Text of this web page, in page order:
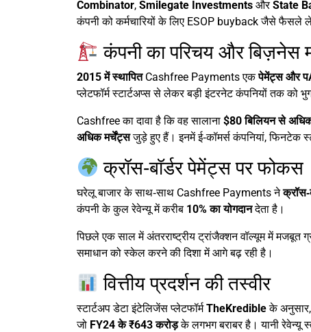
Combinator, Smilegate Investments औरState
कंपनी को कर्मचारियों के लिए ESOP buyback जैसे फैसले
कंपनी का परिचय और बिज़नेस
2015 में स्थापितCashfree Payments एकपेमेंट्स और
प्लेटफॉर्म स्टार्टअप्स से लेकर बड़ी इंटरनेट कंपनियों तक को
Cashfree का दावा है कि वह सालाना $80 बिलियन से
अधिक मर्चेंट्सजुड़े हुए हैं। इनमें ई‑कॉमर्स कंपनियां, फिनटेक
क्रॉस‑बॉर्डर पेमेंट्स पर फोकस
घरेलू बाजार के साथ‑साथ Cashfree Payments ने
कंपनी के कुल रेवेन्यू में करीब 10% का योगदानदेता है।
पिछले एक साल में अंतरराष्ट्रीय ट्रांजैक्शन वॉल्यूम में मजबूत
समाधान को स्केल करने की दिशा में आगे बढ़ रही है।
वित्तीय प्रदर्शन की तस्वीर
स्टार्टअप डेटा इंटेलिजेंस प्लेटफॉर्मTheKredibleके
जो FY24 के ₹643 करोड़के लगभग बराबर है। यानी रेवेन्यू